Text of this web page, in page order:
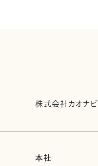
株式会社カオナ
本社